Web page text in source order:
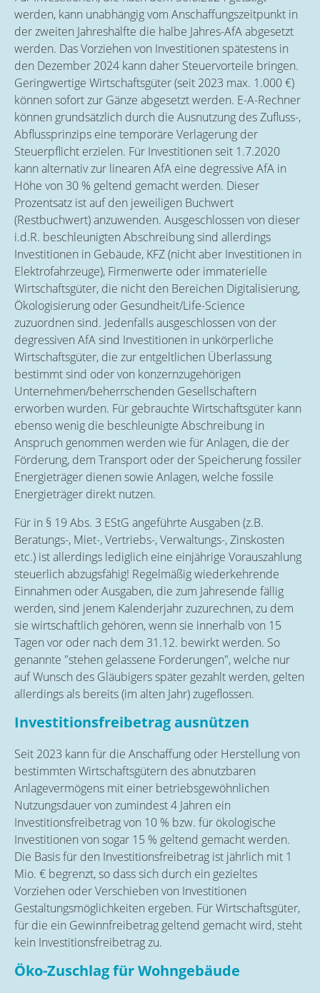
werden, kann unabhängig vom Anschaffungszeitpunkt in
der zweiten Jahreshälfte die halbe Jahres-AfA abgesetzt
werden. Das Vorziehen von Investitionen spätestens in
den Dezember 2024 kann daher Steuervorteile bringen.
Geringwertige Wirtschaftsgüter (seit 2023 max. 1.000 €)
können sofort zur Gänze abgesetzt werden. E-A-Rechner
können grundsätzlich durch die Ausnutzung des Zufluss-,
Abflussprinzips eine temporäre Verlagerung der
Steuerpflicht erzielen. Für Investitionen seit 1.7.2020
kann alternativ zur linearen AfA eine degressive AfA in
Höhe von 30 % geltend gemacht werden. Dieser
Prozentsatz ist auf den jeweiligen Buchwert
(Restbuchwert) anzuwenden. Ausgeschlossen von dieser
i.d.R. beschleunigten Abschreibung sind allerdings
Investitionen in Gebäude, KFZ (nicht aber Investitionen in
Elektrofahrzeuge), Firmenwerte oder immaterielle
Wirtschaftsgüter, die nicht den Bereichen Digitalisierung,
Ökologisierung oder Gesundheit/Life-Science
zuzuordnen sind. Jedenfalls ausgeschlossen von der
degressiven AfA sind Investitionen in unkörperliche
Wirtschaftsgüter, die zur entgeltlichen Überlassung
bestimmt sind oder von konzernzugehörigen
Unternehmen/beherrschenden Gesellschaftern
erworben wurden. Für gebrauchte Wirtschaftsgüter kann
ebenso wenig die beschleunigte Abschreibung in
Anspruch genommen werden wie für Anlagen, die der
Förderung, dem Transport oder der Speicherung fossiler
Energieträger dienen sowie Anlagen, welche fossile
Energieträger direkt nutzen.
Für in § 19 Abs. 3 EStG angeführte Ausgaben (z.B.
Beratungs-, Miet-, Vertriebs-, Verwaltungs-, Zinskosten
etc.) ist allerdings lediglich eine einjährige Vorauszahlung
steuerlich abzugsfähig! Regelmäßig wiederkehrende
Einnahmen oder Ausgaben, die zum Jahresende fällig
werden, sind jenem Kalenderjahr zuzurechnen, zu dem
sie wirtschaftlich gehören, wenn sie innerhalb von 15
Tagen vor oder nach dem 31.12. bewirkt werden. So
genannte "stehen gelassene Forderungen", welche nur
auf Wunsch des Gläubigers später gezahlt werden, gelten
allerdings als bereits (im alten Jahr) zugeflossen.
Investitionsfreibetrag ausnützen
Seit 2023 kann für die Anschaffung oder Herstellung von
bestimmten Wirtschaftsgütern des abnutzbaren
Anlagevermögens mit einer betriebsgewöhnlichen
Nutzungsdauer von zumindest 4 Jahren ein
Investitionsfreibetrag von 10 % bzw. für ökologische
Investitionen von sogar 15 % geltend gemacht werden.
Die Basis für den Investitionsfreibetrag ist jährlich mit 1
Mio. € begrenzt, so dass sich durch ein gezieltes
Vorziehen oder Verschieben von Investitionen
Gestaltungsmöglichkeiten ergeben. Für Wirtschaftsgüter,
für die ein Gewinnfreibetrag geltend gemacht wird, steht
kein Investitionsfreibetrag zu.
Öko-Zuschlag für Wohngebäude